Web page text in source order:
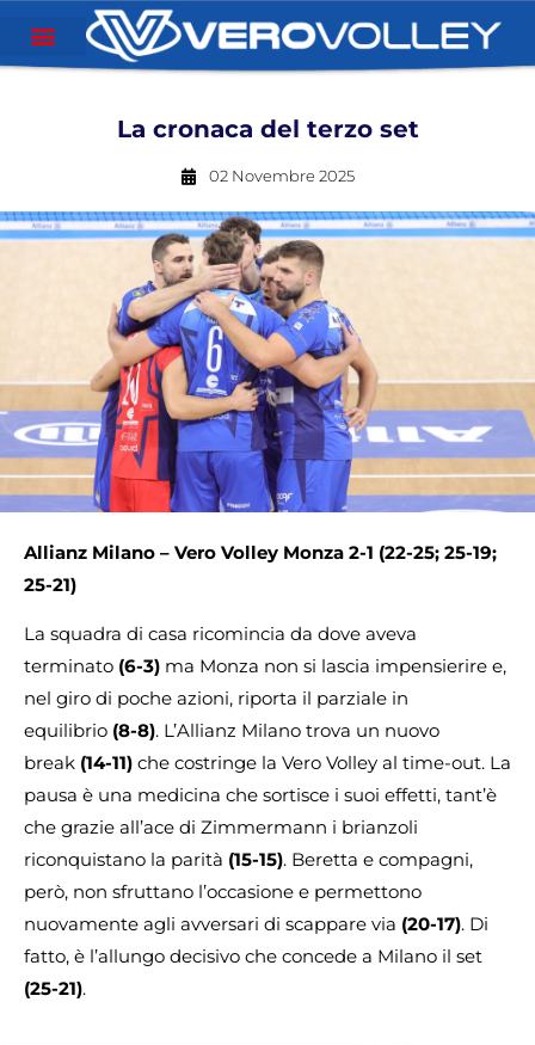
La cronaca del terzo set
02 Novembre 2025
Allianz Milano – Vero Volley Monza 2-1 (22-25; 25-19;
25-21)
La squadra di casa ricomincia da dove aveva
terminato (6-3) ma Monza non si lascia impensierire e,
nel giro di poche azioni, riporta il parziale in
equilibrio (8-8). L’Allianz Milano trova un nuovo
break (14-11) che costringe la Vero Volley al time-out. La
pausa è una medicina che sortisce i suoi effetti, tant’è
che grazie all’ace di Zimmermann i brianzoli
riconquistano la parità (15-15). Beretta e compagni,
però, non sfruttano l’occasione e permettono
nuovamente agli avversari di scappare via (20-17). Di
fatto, è l’allungo decisivo che concede a Milano il set
(25-21).